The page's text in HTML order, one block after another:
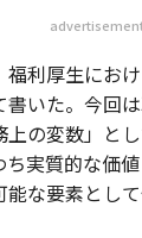
福利厚生にお
いた。今回は
の変数」と
実質的な価
能な要素とし